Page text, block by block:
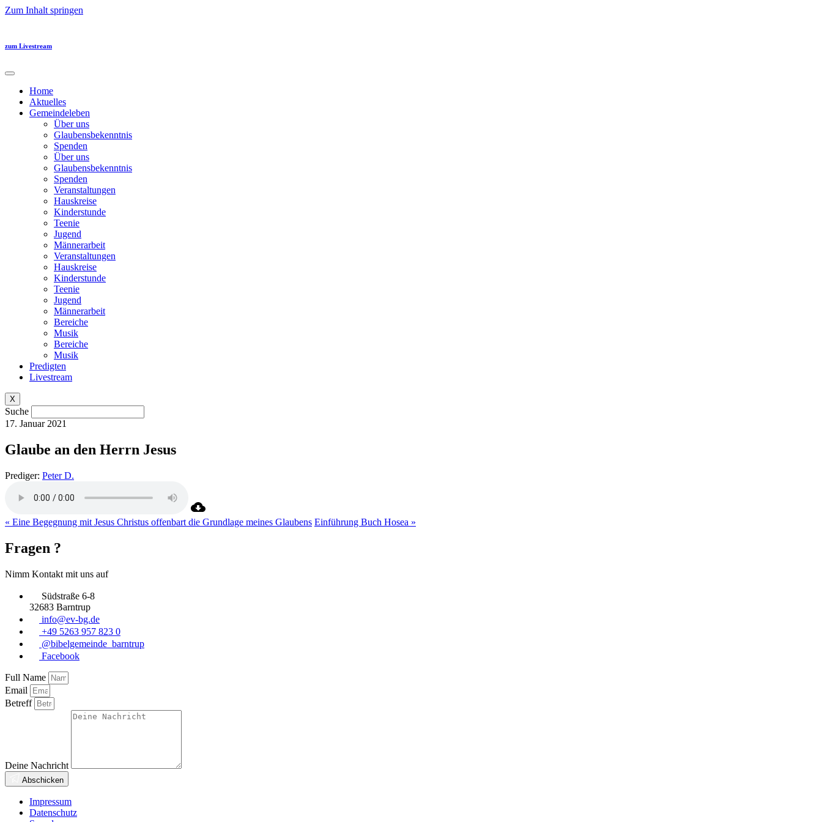
Zum Inhalt springen
zum Livestream
Home
Aktuelles
Gemeindeleben
Über uns
Glaubensbekenntnis
Spenden
Über uns
Glaubensbekenntnis
Spenden
Veranstaltungen
Hauskreise
Kinderstunde
Teenie
Jugend
Männerarbeit
Veranstaltungen
Hauskreise
Kinderstunde
Teenie
Jugend
Männerarbeit
Bereiche
Musik
Bereiche
Musik
Predigten
Livestream
X
Suche
17. Januar 2021
Glaube an den Herrn Jesus
Prediger: Peter D.
« Eine Begegnung mit Jesus Christus offenbart die Grundlage meines Glaubens Einführung Buch Hosea »
Fragen ?
Nimm Kontakt mit uns auf
Südstraße 6-8
32683 Barntrup
info@ev-bg.de
+49 5263 957 823 0
@bibelgemeinde_barntrup
Facebook
Full Name
Email
Betreff
Deine Nachricht
Abschicken
Impressum
Datenschutz